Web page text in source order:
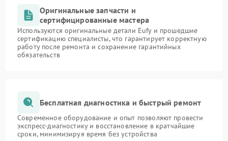
Оригинальные запчасти и
сертифицированные мастера
Используются оригинальные детали Eufy и прошедшие
сертификацию специалисты, что гарантирует корректную
работу после ремонта и сохранение гарантийных
обязательств
Бесплатная диагностика и быстрый ремонт
Современное оборудование и опыт позволяют провести
экспресс-диагностику и восстановление в кратчайшие
сроки, минимизируя время без устройства